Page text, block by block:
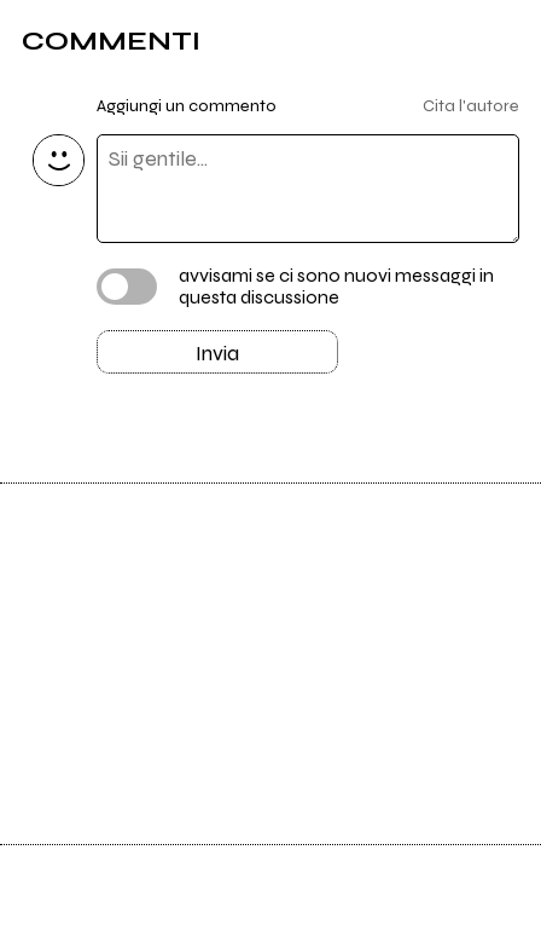
COMMENTI
Aggiungi un commento Cita l'autore
avvisami se ci sono nuovi messaggi in
questa discussione
Invia